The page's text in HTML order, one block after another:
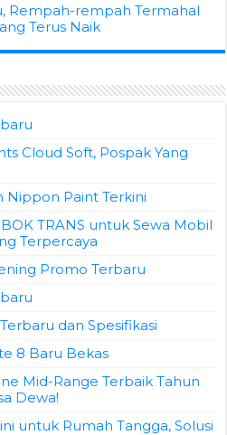
Rempah-rempah Termahal
Terus Naik
Cloud Soft, Pospak Yang
Nippon Paint Terkini
TRANS untuk Sewa Mobil
Terpercaya
Promo Terbaru
dan Spesifikasi
8 Baru Bekas
Mid-Range Terbaik Tahun
Dewa!
untuk Rumah Tangga, Solusi